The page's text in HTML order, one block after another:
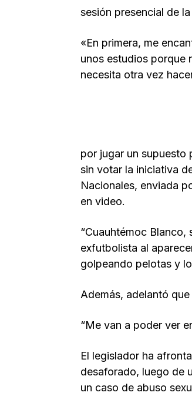
sesión presencial de
«En primera, me
unos estudios porque
necesita otra vez
por jugar un supuesto
sin votar la iniciativa
Nacionales, enviada
en video.
“Cuauhtémoc Blanco,
exfutbolista al
golpeando pelotas y
Además, adelantó
“Me van a poder ver
El legislador ha
desaforado, luego de
un caso de abuso